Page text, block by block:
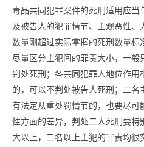
毒品共同犯罪案件的死刑适用应当
及被告人的犯罪情节、主观恶性、
数量刚超过实际掌握的死刑数量标
尽量区分主犯间的罪责大小，一般
判处死刑；各共同犯罪人地位作用
的，可以不判处被告人死刑；二
有法定从重处罚情节的，也要尽可
性方面的差异，判处二人死刑要特
大以上，二名以上主犯的罪责均很